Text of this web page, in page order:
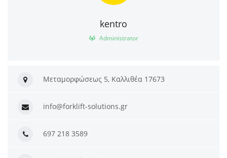
kentro
Administrator
Μεταμορφώσεως 5, Καλλιθέα 17673
info@forklift-solutions.gr
697 218 3589